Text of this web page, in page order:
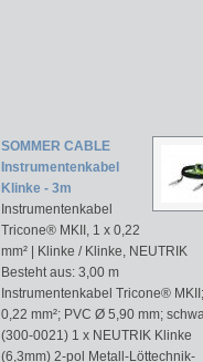
SOMMER CABLE
Instrumentenkabel
Klinke - 3m
Instrumentenkabel
Tricone® MKII, 1 x 0,22
mm² | Klinke / Klinke, NEUTRIK
Besteht aus: 3,00 m
Instrumentenkabel Tricone®
0,22 mm²; PVC Ø 5,90 mm;
(300-0021) 1 x NEUTRIK Klinke
(6,3mm) 2-pol Metall-Löttechnik-